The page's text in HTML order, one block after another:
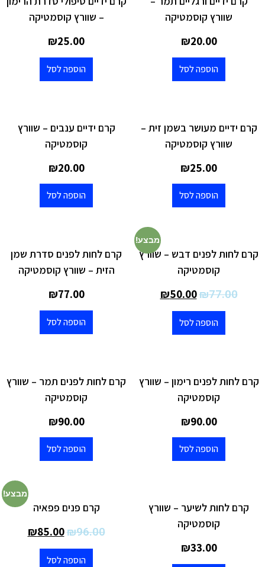
שוורץ קוסמטיקה
₪20.00
הוספה לסל
– שוורץ קוסמטיקה
₪25.00
הוספה לסל
קרם ידיים מעושר בשמן זית –
שוורץ קוסמטיקה
₪25.00
הוספה לסל
קרם ידיים ענבים – שוורץ
קוסמטיקה
₪20.00
הוספה לסל
מבצע!
קרם לחות לפנים דבש – שוורץ
קוסמטיקה
₪77.00
₪50.00
הוספה לסל
קרם לחות לפנים סדרת שמן
הזית – שוורץ קוסמטיקה
₪77.00
הוספה לסל
קרם לחות לפנים רימון – שוורץ
קוסמטיקה
₪90.00
הוספה לסל
קרם לחות לפנים תמר – שוורץ
קוסמטיקה
₪90.00
הוספה לסל
קרם לחות לשיער – שוורץ
קוסמטיקה
₪33.00
מבצע!
קרם פנים פפאיה
₪96.00
₪85.00
הוספה לסל